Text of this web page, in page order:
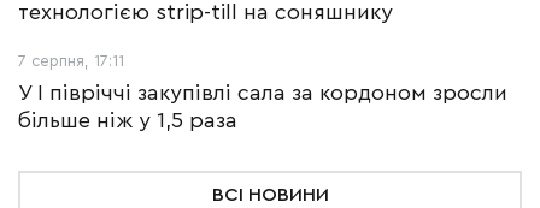
технологією strip-till на соняшнику
7 серпня, 17:11
У І півріччі закупівлі сала за кордоном зросли
більше ніж у 1,5 раза
ВСІ НОВИНИ